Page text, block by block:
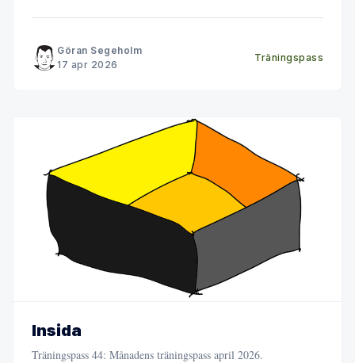
Göran Segeholm
17 apr 2026
Träningspass
Insida
Träningspass 44: Månadens träningspass april 2026.